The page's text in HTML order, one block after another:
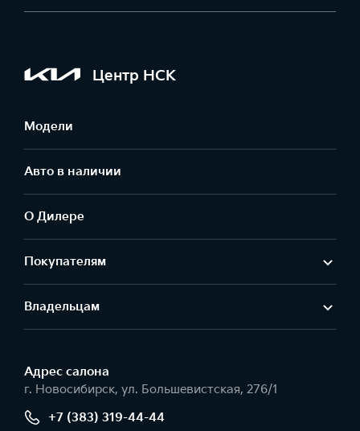
Центр НСК
Модели
Авто в наличии
О Дилере
Покупателям
Владельцам
Адрес салонa
г. Новосибирск, ул. Большевистская, 276/1
+7 (383) 319-44-44